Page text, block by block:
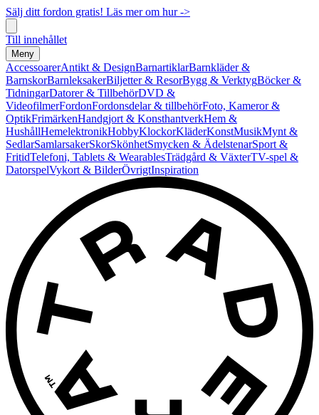
Sälj ditt fordon gratis! Läs mer om hur ->
Till innehållet
Meny
AccessoarerAntikt & DesignBarnartiklarBarnkläder &
BarnskorBarnleksakerBiljetter & ResorBygg & VerktygBöcker &
TidningarDatorer & TillbehörDVD &
VideofilmerFordonFordonsdelar & tillbehörFoto, Kameror &
OptikFrimärkenHandgjort & KonsthantverkHem &
HushållHemelektronikHobbyKlockorKläderKonstMusikMynt &
SedlarSamlarsakerSkorSkönhetSmycken & ÄdelstenarSport &
FritidTelefoni, Tablets & WearablesTrädgård & VäxterTV-spel &
DatorspelVykort & BilderÖvrigtInspiration